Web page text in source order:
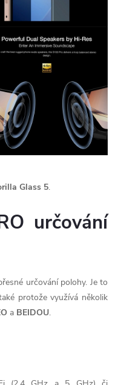
Glass 5.
určování
určování polohy. Je to
protože využívá několik
a BEIDOU.